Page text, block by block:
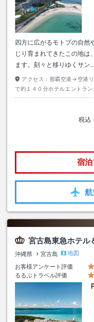
四方に広がるモトブの自然
じり育まれてきたこの地は
ます。刻々と移りゆくサン
アクセス： 那覇空港→空港
で約１４０分ホテルエントラ
税込
宿
宮古島東急ホテル
沖縄県 宮古島
地図
お客様アンケート評価
るるぶトラベル評価